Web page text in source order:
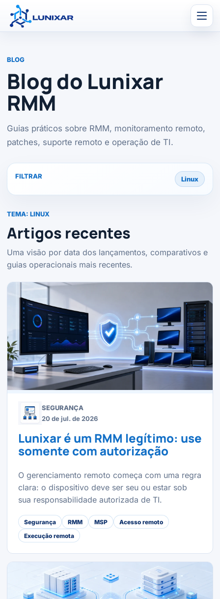
BLOG
Blog do Lunixar
RMM
Guias práticos sobre RMM, monitoramento remoto,
patches, suporte remoto e operação de TI.
FILTRAR Linux
TEMA: LINUX
Artigos recentes
Uma visão por data dos lançamentos, comparativos e
guias operacionais mais recentes.
SEGURANÇA
20 de jul. de 2026
Lunixar é um RMM legítimo: use
somente com autorização
O gerenciamento remoto começa com uma regra
clara: o dispositivo deve ser seu ou estar sob
sua responsabilidade autorizada de TI.
Segurança RMM MSP
Acesso remoto
Execução remota